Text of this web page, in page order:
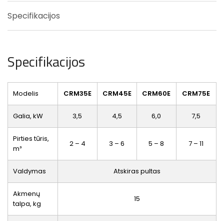
Specifikacijos
Specifikacijos
Modelis CRM35E CRM45E CRM60E CRM75E
Galia, kW 3,5 4,5 6,0 7,5
Pirties tūris,
m³
2 – 4 3 – 6 5 – 8 7 – 11
Valdymas Atskiras pultas
Akmenų
talpa, kg
15